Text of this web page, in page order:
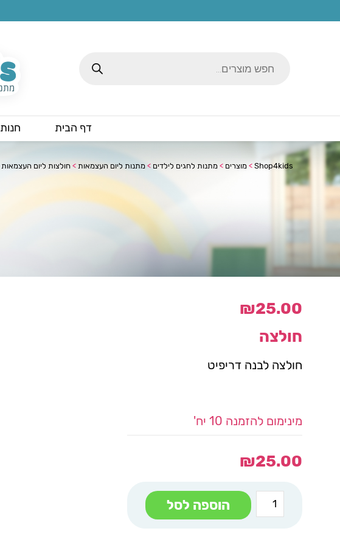
search
דף הבית חנות
Shop4kids
> מוצרים > מתנות לחגים לילדים > מתנות ליום העצמאות > חולצות ליום העצמאות
₪25.00
חולצה
חולצה לבנה דריפיט
מינימום להזמנה 10 יח'
₪25.00
כמות
של
חולצה
הוספה לסל